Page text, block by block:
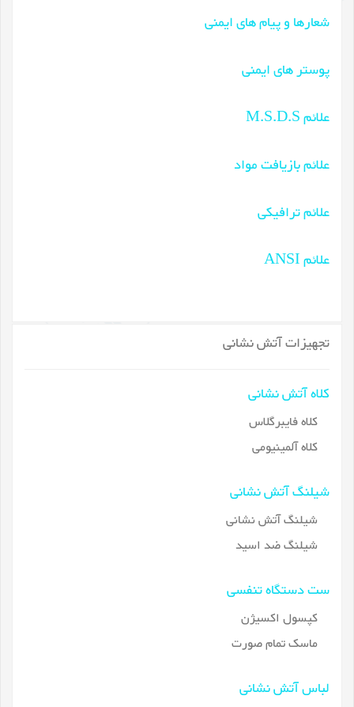
شعارها و پیام های ایمنی
پوستر های ایمنی
علائم M.S.D.S
علائم بازیافت مواد
علائم ترافیکی
علائم ANSI
تجهیزات آتش نشانی
کلاه آتش نشانی
کلاه فایبرگلاس
کلاه آلمینیومی
شیلنگ آتش نشانی
شیلنگ آتش نشانی
شیلنگ ضد اسید
ست دستگاه تنفسی
کپسول اکسیژن
ماسک تمام صورت
لباس آتش نشانی